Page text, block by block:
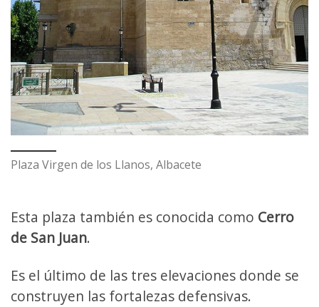
Plaza Virgen de los Llanos, Albacete
Esta plaza también es conocida como Cerro
de San Juan.
Es el último de las tres elevaciones donde se
construyen las fortalezas defensivas.